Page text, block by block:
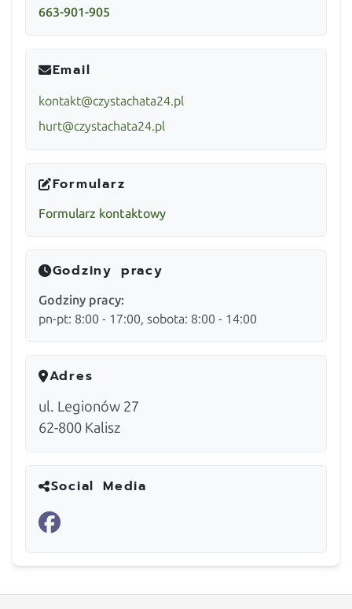
663-901-905
Email
kontakt@czystachata24.pl
hurt@czystachata24.pl
Formularz
Formularz kontaktowy
Godziny pracy
Godziny pracy:
pn-pt: 8:00 - 17:00, sobota: 8:00 - 14:00
Adres
ul. Legionów 27
62-800 Kalisz
Social Media